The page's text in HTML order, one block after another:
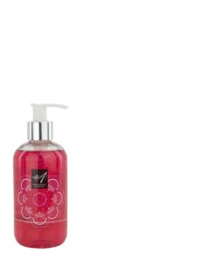
This
product
has
multiple
variants.
The